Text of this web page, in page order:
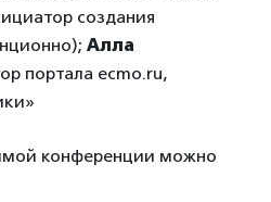
создания
Алла
портала ecmo.ru,
конференции можно